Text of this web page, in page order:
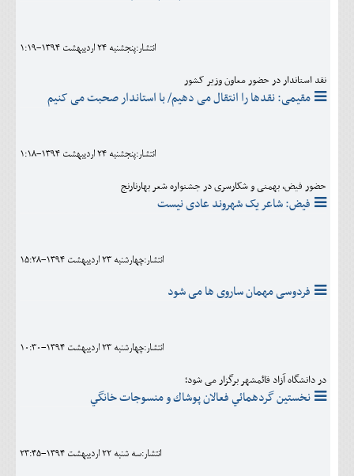
انتشار:پنجشنبه 24 ارديبهشت 1394-1:19
نقد استاندار در حضور معاون وزیر کشور
مقیمی: نقدها را انتقال می دهیم/ با استاندار صحبت می کنیم
انتشار:پنجشنبه 24 ارديبهشت 1394-1:18
حضور فیض، بهمنی و شکارسری در جشنواره شعر بهارنارنج
فیض: شاعر یک شهروند عادی نیست
انتشار:چهارشنبه 23 ارديبهشت 1394-15:28
فردوسی مهمان ساروی ها می شود
انتشار:چهارشنبه 23 ارديبهشت 1394-10:30
در دانشگاه آزاد قائمشهر برگزار می شود؛
نخستين گردهمائي فعالان پوشاك و منسوجات خانگي
انتشار:سه شنبه 22 ارديبهشت 1394-23:45